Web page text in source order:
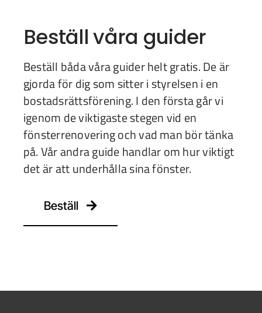
Beställ våra guider
Beställ båda våra guider helt gratis. De är
gjorda för dig som sitter i styrelsen i en
bostadsrättsförening. I den första går vi
igenom de viktigaste stegen vid en
fönsterrenovering och vad man bör tänka
på. Vår andra guide handlar om hur viktigt
det är att underhålla sina fönster.
Beställ